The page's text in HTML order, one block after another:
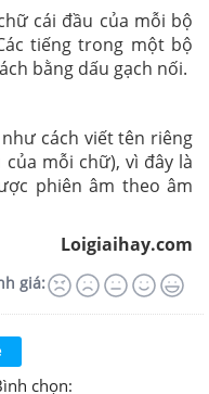
cái đầu của mỗi bộ
tiếng trong một bộ
bằng dấu gạch nối.
cách viết tên riêng
mỗi chữ), vì đây là
phiên âm theo âm
Loigiaihay.com
giá:
chọn: